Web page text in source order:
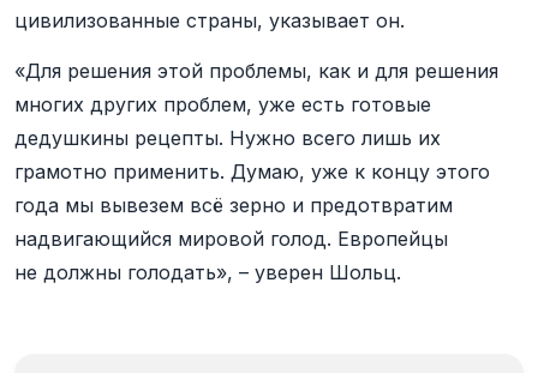
цивилизованные страны, указывает он.
«Для решения этой проблемы, как и для решения
многих других проблем, уже есть готовые
дедушкины рецепты. Нужно всего лишь их
грамотно применить. Думаю, уже к концу этого
года мы вывезем всё зерно и предотвратим
надвигающийся мировой голод. Европейцы
не должны голодать», – уверен Шольц.